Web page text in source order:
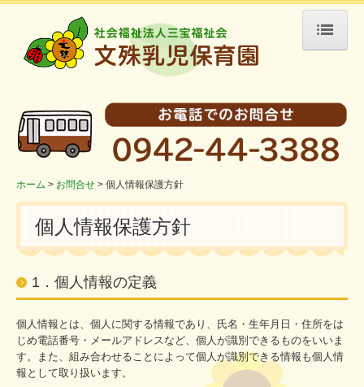
ホーム
保育目標
園の概要
アクセス
園の生活
保育園の一年
採用情報
職員募集
ホーム お問合せ 個人情報保護方針
個人情報保護方針
1．個人情報の定義
個人情報とは、個人に関する情報であり、氏名・生年月日・住所をは
じめ電話番号・メールアドレスなど、個人が識別できるものをいいま
す。また、組み合わせることによって個人が識別できる情報も個人情
報として取り扱います。